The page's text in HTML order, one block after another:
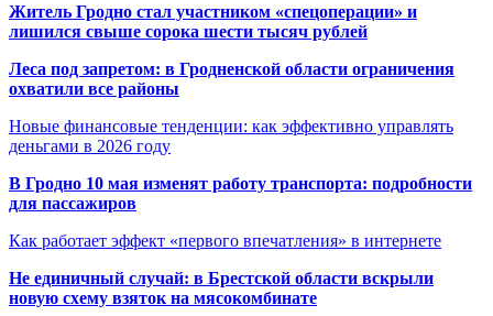
Житель Гродно стал участником «спецоперации» и
лишился свыше сорока шести тысяч рублей
Леса под запретом: в Гродненской области ограничения
охватили все районы
Новые финансовые тенденции: как эффективно управлять
деньгами в 2026 году
В Гродно 10 мая изменят работу транспорта: подробности
для пассажиров
Как работает эффект «первого впечатления» в интернете
Не единичный случай: в Брестской области вскрыли
новую схему взяток на мясокомбинате